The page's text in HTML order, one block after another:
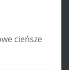
cieńsze